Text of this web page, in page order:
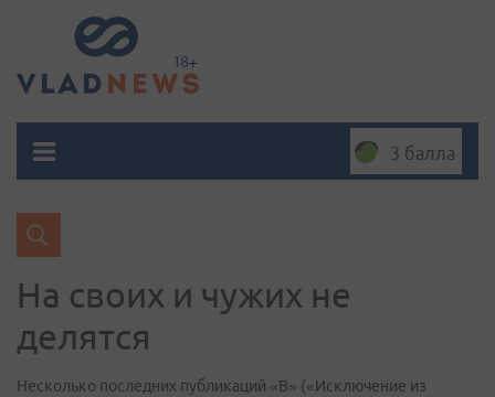
3 балла
На своих и чужих не
делятся
Несколько последних публикаций «В» («Исключение из